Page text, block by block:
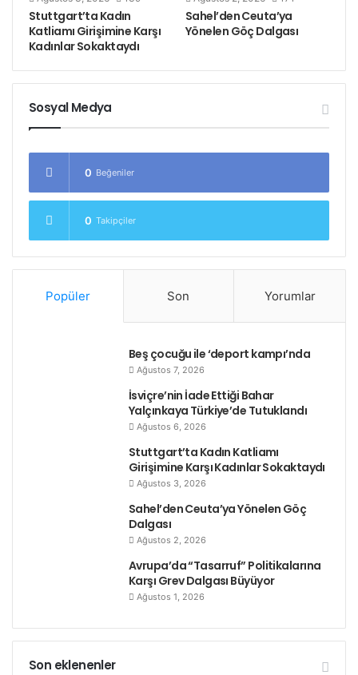
Stuttgart’ta Kadın
Katliamı Girişimine Karşı
Kadınlar Sokaktaydı
Sahel’den Ceuta’ya
Yönelen Göç Dalgası
Sosyal Medya
0 Beğeniler
0 Takipçiler
Popüler Son Yorumlar
Beş çocuğu ile ‘deport kampı’nda
Ağustos 7, 2026
İsviçre’nin İade Ettiği Bahar
Yalçınkaya Türkiye’de Tutuklandı
Ağustos 6, 2026
Stuttgart’ta Kadın Katliamı
Girişimine Karşı Kadınlar Sokaktaydı
Ağustos 3, 2026
Sahel’den Ceuta’ya Yönelen Göç
Dalgası
Ağustos 2, 2026
Avrupa’da “Tasarruf” Politikalarına
Karşı Grev Dalgası Büyüyor
Ağustos 1, 2026
Son eklenenler